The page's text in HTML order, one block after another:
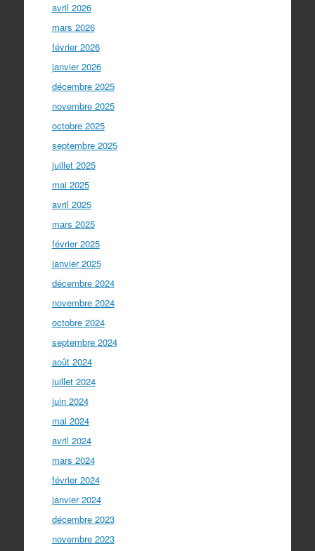
avril 2026
mars 2026
février 2026
janvier 2026
décembre 2025
novembre 2025
octobre 2025
septembre 2025
juillet 2025
mai 2025
avril 2025
mars 2025
février 2025
janvier 2025
décembre 2024
novembre 2024
octobre 2024
septembre 2024
août 2024
juillet 2024
juin 2024
mai 2024
avril 2024
mars 2024
février 2024
janvier 2024
décembre 2023
novembre 2023